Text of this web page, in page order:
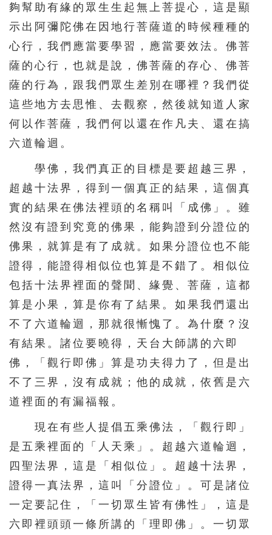
162 163 164 165
166 167 168 169 170
171 172 173 174 175
176 177 178 179 180
181 182 183 184 185
186 187 188
夠幫助有緣的眾生生起無上菩提心，這是顯
示出阿彌陀佛在因地行菩薩道的時候種種的
心行，我們應當要學習，應當要效法。佛菩
薩的心行，也就是說，佛菩薩的存心、佛菩
薩的行為，跟我們眾生差別在哪裡？我們從
這些地方去思惟、去觀察，然後就知道人家
何以作菩薩，我們何以還在作凡夫、還在搞
六道輪迴。
學佛，我們真正的目標是要超越三界，
超越十法界，得到一個真正的結果，這個真
實的結果在佛法裡頭的名稱叫「成佛」。雖
然沒有證到究竟的佛果，能夠證到分證位的
佛果，就算是有了成就。如果分證位也不能
證得，能證得相似位也算是不錯了。相似位
包括十法界裡面的聲聞、緣覺、菩薩，這都
算是小果，算是你有了結果。如果我們還出
不了六道輪迴，那就很慚愧了。為什麼？沒
有結果。諸位要曉得，天台大師講的六即
佛，「觀行即佛」算是功夫得力了，但是出
不了三界，沒有成就；他的成就，依舊是六
道裡面的有漏福報。
現在有些人提倡五乘佛法，「觀行即」
是五乘裡面的「人天乘」。超越六道輪迴，
四聖法界，這是「相似位」。超越十法界，
證得一真法界，這叫「分證位」。可是諸位
一定要記住，「一切眾生皆有佛性」，這是
六即裡頭頭一條所講的「理即佛」。一切眾